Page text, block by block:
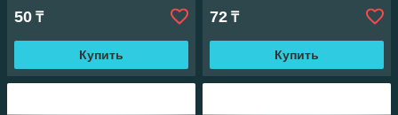
50 ₸
Купить
72 ₸
Купить